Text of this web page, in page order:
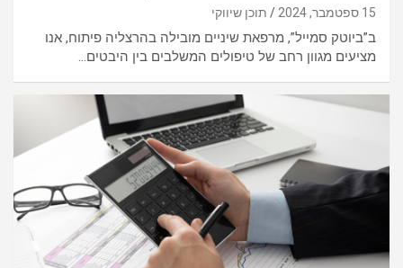
15 ספטמבר, 2024 תוכן שיווקי
ב”ביוטק סמייל”, מרפאת שיניים מובילה בהרצליה פיתוח, אנו
מציעים מגוון רחב של טיפולים המשלבים בין היבטים…